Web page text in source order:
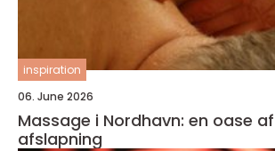
inspiration
06. June 2026
Massage i Nordhavn: en oase
afslapning